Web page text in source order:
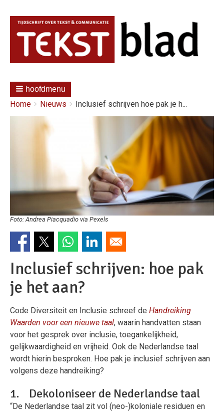
hoofdmenu
Kruimelpad
You
Home Nieuws
Inclusief schrijven hoe pak je h...
Afbeelding
Foto: Andrea Piacquadio via Pexels
Inclusief schrijven: hoe pak
je het aan?
Code Diversiteit en Inclusie schreef de Handreiking
Waarden voor een nieuwe taal, waarin handvatten staan
voor het gesprek over inclusie, toegankelijkheid,
gelijkwaardigheid en vrijheid. Ook de Nederlandse taal
wordt hierin besproken. Hoe pak je inclusief schrijven aan
volgens deze handreiking?
1. Dekoloniseer de Nederlandse taal
“De Nederlandse taal zit vol (neo-)koloniale residuen en